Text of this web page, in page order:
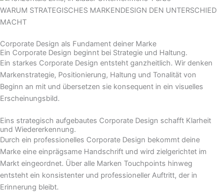
WARUM STRATEGISCHES MARKENDESIGN DEN UNTERSCHIED
MACHT
Corporate Design als Fundament deiner Marke
Ein Corporate Design beginnt bei Strategie und Haltung.
Ein starkes Corporate Design entsteht ganzheitlich. Wir denken
Markenstrategie, Positionierung, Haltung und Tonalität von
Beginn an mit und übersetzen sie konsequent in ein visuelles
Erscheinungsbild.
Eins strategisch aufgebautes Corporate Design schafft Klarheit
und Wiedererkennung.
Durch ein professionelles Corporate Design bekommt deine
Marke eine einprägsame Handschrift und wird zielgerichtet im
Markt eingeordnet. Über alle Marken Touchpoints hinweg
entsteht ein konsistenter und professioneller Auftritt, der in
Erinnerung bleibt.